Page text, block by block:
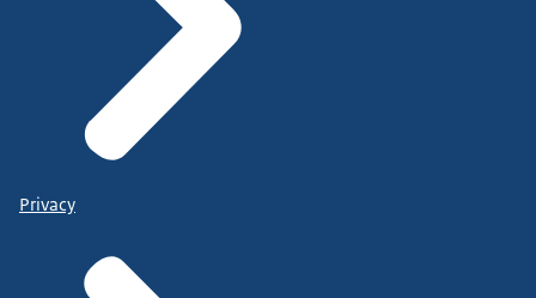
Privacy